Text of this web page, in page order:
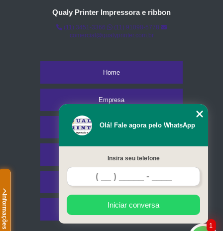
Informações
Qualy Printer Impressora e ribbon
(11) 3451-3366
(11) 91098-5778
comercial@qualyprinter.com.br
Home
Empresa
Missão
Serviços
Contato
Mapa do site
1
Olá! Fale agora pelo WhatsApp
Insira seu telefone
Iniciar conversa